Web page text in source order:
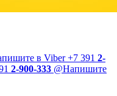
в Viber +7 391 2-
2-900-333 @Напишите